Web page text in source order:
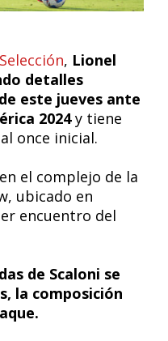
Selección, Lionel
detalles
este jueves ante
2024y tiene
once inicial.
en el complejo de la
ubicado en
encuentro del
de Scaloni se
la composición